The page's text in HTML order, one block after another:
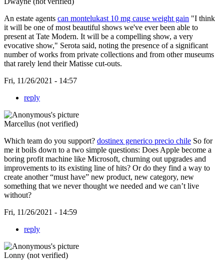
An estate agents can montelukast 10 mg cause weight gain "I think
it will be one of most beautiful shows we've ever been able to
present at Tate Modern. It will be a compelling show, a very
evocative show," Serota said, noting the presence of a significant
number of works from private collections and from other museums
that rarely lend their Matisse cut-outs.
Fri, 11/26/2021 - 14:57
reply
Marcellus (not verified)
Which team do you support? dostinex generico precio chile So for
me it boils down to a two simple questions: Does Apple become a
boring profit machine like Microsoft, churning out upgrades and
improvements to its existing line of hits? Or do they find a way to
create another “must have” new product, new category, new
something that we never thought we needed and we can’t live
without?
Fri, 11/26/2021 - 14:59
reply
Lonny (not verified)